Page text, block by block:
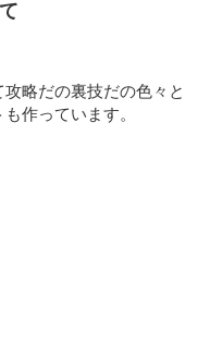
略だの裏技だの色々と
作っています。